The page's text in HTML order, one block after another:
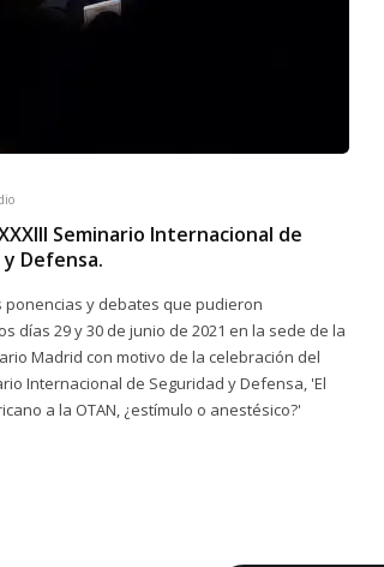
Seminario Internacional de
Defensa.
ponencias y debates que pudieron
días 29 y 30 de junio de 2021 en la sede de la
Madrid con motivo de la celebración del
Internacional de Seguridad y Defensa, 'El
a la OTAN, ¿estímulo o anestésico?'